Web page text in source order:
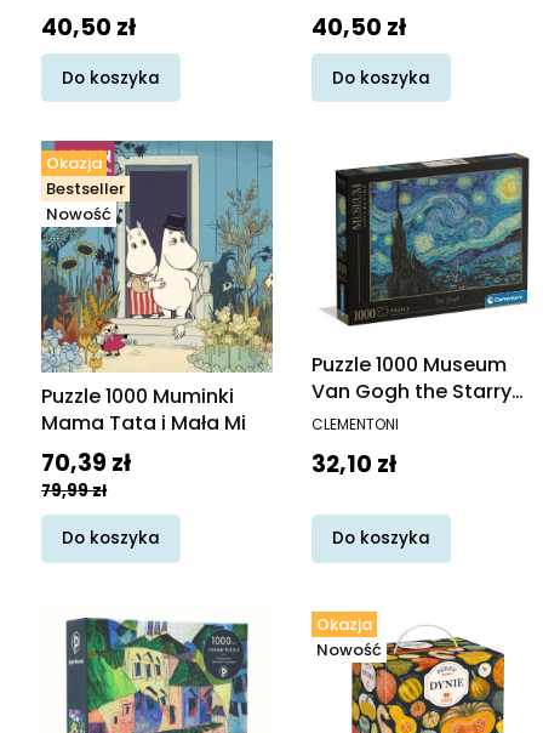
Cena
40,50 zł
Do koszyka
Cena
40,50 zł
Do koszyka
Okazja
Bestseller
Nowość
Puzzle 1000 Muminki
Mama Tata i Mała Mi
Cena promocyjna
70,39 zł
79,99 zł
Do koszyka
Puzzle 1000 Museum
Van Gogh the Starry
Night 39995
PRODUCENT
CLEMENTONI
Cena
32,10 zł
Do koszyka
Okazja
Nowość